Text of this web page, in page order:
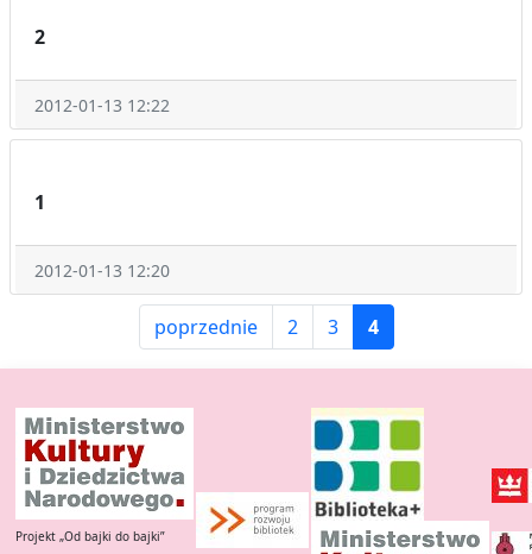
2
2012-01-13 12:22
1
2012-01-13 12:20
poprzednie 2 3 4
Projekt „Od bajki do bajki”